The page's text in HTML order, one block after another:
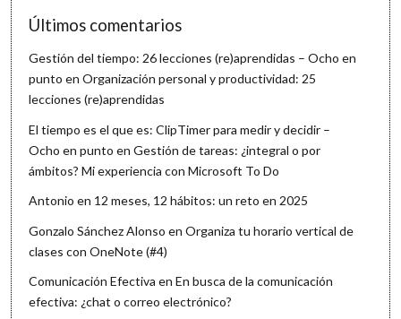
Últimos comentarios
Gestión del tiempo: 26 lecciones (re)aprendidas – Ocho en
punto enOrganización personal y productividad: 25
lecciones (re)aprendidas
El tiempo es el que es: ClipTimer para medir y decidir –
Ocho en punto enGestión de tareas: ¿integral o por
ámbitos? Mi experiencia con Microsoft To Do
Antonio en 12 meses, 12 hábitos: un reto en 2025
Gonzalo Sánchez Alonso enOrganiza tu horario vertical de
clases con OneNote (#4)
Comunicación Efectiva enEn busca de la comunicación
efectiva: ¿chat o correo electrónico?